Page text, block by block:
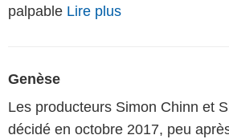
palpable Lire plus
Genèse
Les producteurs Simon Chinn et
décidé en octobre 2017, peu